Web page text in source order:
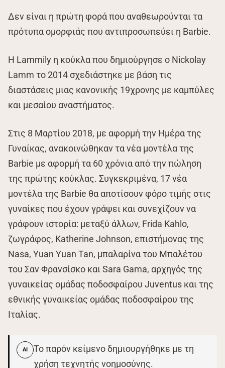
Δεν είναι η πρώτη φορά που αναθεωρούνται τα
πρότυπα ομορφιάς που αντιπροσωπεύει η Barbie.
Η Lammily η κούκλα που δημιούργησε ο Nickolay
Lamm το 2014 σχεδιάστηκε με βάση τις
διαστάσεις μιας κανονικής 19χρονης με καμπύλες
και μεσαίου αναστήματος.
Στις 8 Μαρτίου 2018, με αφορμή την Ημέρα της
Γυναίκας, ανακοινώθηκαν τα νέα μοντέλα της
Barbie με αφορμή τα 60 χρόνια από την πώληση
της πρώτης κούκλας. Συγκεκριμένα, 17 νέα
μοντέλα της Barbie θα αποτίσουν φόρο τιμής στις
γυναίκες που έχουν γράψει και συνεχίζουν να
γράφουν ιστορία: μεταξύ άλλων, Frida Kahlo,
ζωγράφος, Katherine Johnson, επιστήμονας της
Nasa, Yuan Yuan Tan, μπαλαρίνα του Μπαλέτου
του Σαν Φρανσίσκο και Sara Gama, αρχηγός της
γυναικείας ομάδας ποδοσφαίρου Juventus και της
εθνικής γυναικείας ομάδας ποδοσφαίρου της
Ιταλίας.
AI
Το παρόν κείμενο δημιουργήθηκε με τη
χρήση τεχνητής νοημοσύνης.